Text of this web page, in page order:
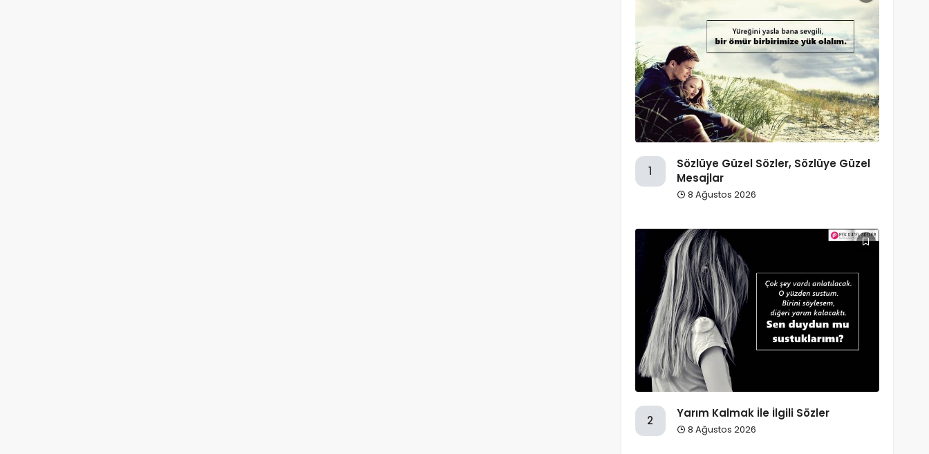
1
Sözlüye Güzel Sözler, Sözlüye Güzel
Mesajlar
8 Ağustos 2026
2
Yarım Kalmak İle İlgili Sözler
8 Ağustos 2026